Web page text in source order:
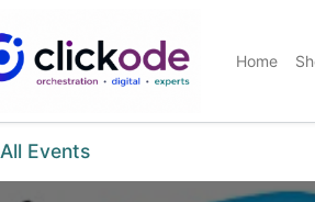
Home
All Events